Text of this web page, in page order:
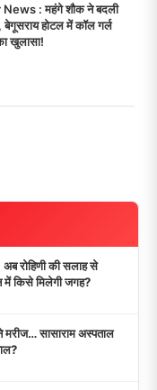
: महंगे शौक ने बदली
बेगूसराय होटल में कॉल गर्ल
खुलासा!
रोहिणी की सलाह से
में किसे मिलेगी जगह?
सासाराम अस्पताल